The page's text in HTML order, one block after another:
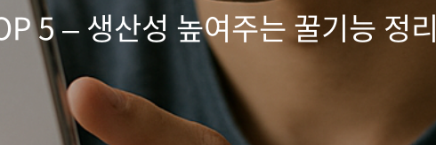
5 – 생산성 높여주는 꿀기능 정리